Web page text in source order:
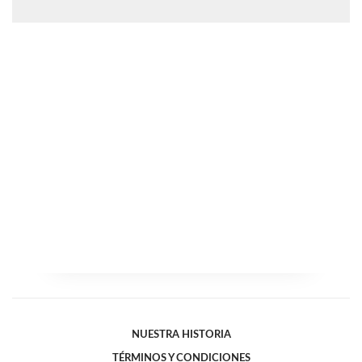
NUESTRA HISTORIA
TÉRMINOS Y CONDICIONES